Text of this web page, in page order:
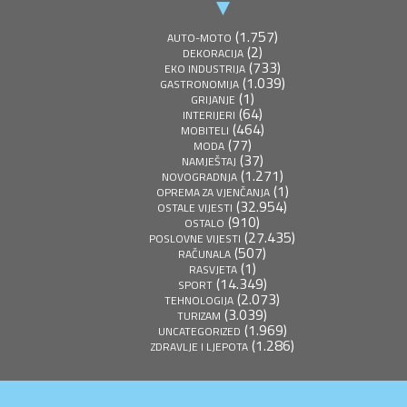
AUTO-MOTO (1.757)
DEKORACIJA(2)
EKO INDUSTRIJA(733)
GASTRONOMIJA(1.039)
GRIJANJE (1)
INTERIJERI (64)
MOBITELI (464)
MODA(77)
NAMJEŠTAJ (37)
NOVOGRADNJA(1.271)
OPREMA ZA VJENČANJA(1)
OSTALE VIJESTI (32.954)
OSTALO (910)
POSLOVNE VIJESTI (27.435)
RAČUNALA (507)
RASVJETA(1)
SPORT(14.349)
TEHNOLOGIJA (2.073)
TURIZAM (3.039)
UNCATEGORIZED (1.969)
ZDRAVLJE I LJEPOTA(1.286)